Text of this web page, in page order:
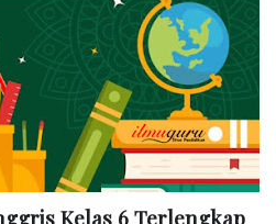
Kelas 6 Terlengkap